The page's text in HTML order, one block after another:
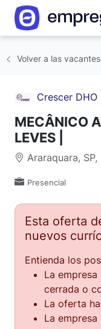
Volver a las vacantes
Crescer DHO
MECÂNICO
LEVES |
Araraquara,
Presencial
Esta oferta
nuevos
Entienda los
La
cerrada o
La oferta
La